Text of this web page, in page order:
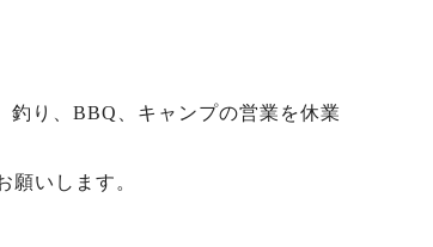
釣り、BBQ、キャンプの営業を休業
いします。